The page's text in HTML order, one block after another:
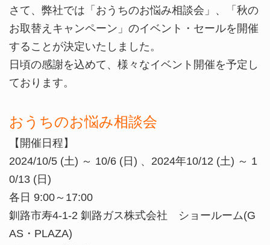
さて、弊社では「おうちのお悩み相談会」、「秋の
お取替えキャンペーン」のイベント・セールを開催
することが決定いたしました。
日頃の感謝を込めて、様々なイベント開催を予定し
ております。
おうちのお悩み相談会
【開催日程】
2024/10/5 (土) ～ 10/6 (日) 、2024年10/12 (土) ～ 1
0/13 (日)
各日 9:00～17:00
釧路市寿4-1-2 釧路ガス株式会社 ショールーム(G
AS・PLAZA)